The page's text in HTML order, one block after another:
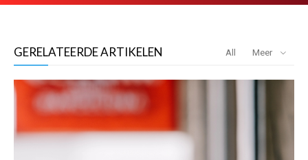
GERELATEERDE ARTIKELEN All Meer